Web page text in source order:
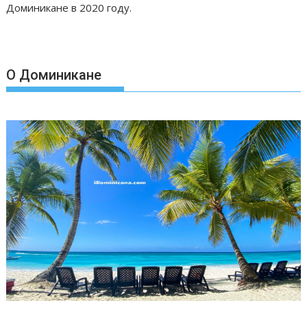
Доминикане в 2020 году.
О Доминикане